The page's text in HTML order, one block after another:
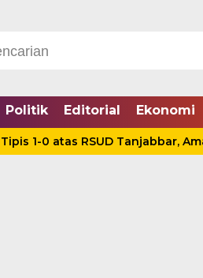
Politik Editorial Ekonomi
RSUD Tanjabbar, Amankan